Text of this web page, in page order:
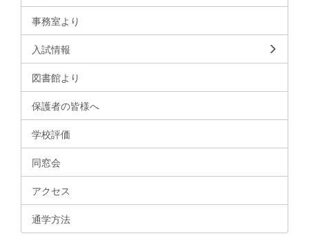
事務室より
入試情報
図書館より
保護者の皆様へ
学校評価
同窓会
アクセス
通学方法